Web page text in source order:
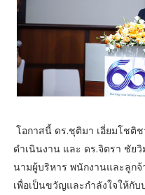
โอกาสนี้ ดร.ชุติมา เอี่ยมโชติ
ดำเนินงาน และ ดร.จิตรา ชัยวิ
นามผู้บริหาร พนักงานและลูก
เพื่อเป็นขวัญและกำลังใจให้กั